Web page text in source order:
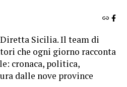
Sicilia. Il team di
che ogni giorno racconta
cronaca, politica,
dalle nove province